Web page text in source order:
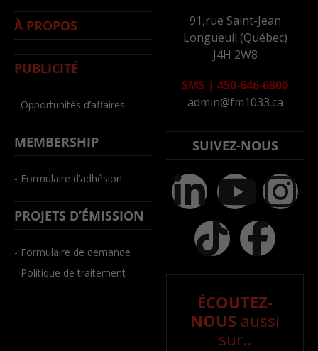
À PROPOS
PUBLICITÉ
- Opportunités d’affaires
MEMBERSHIP
- Formulaire d’adhésion
PROJETS D’ÉMISSION
- Formulaire de demande
- Politique de traitement
91,rue Saint-Jean
Longueuil (Québec)
J4H 2W8
SMS | 450-646-6800
admin@fm1033.ca
SUIVEZ-NOUS
ÉCOUTEZ-
NOUS aussi
sur..